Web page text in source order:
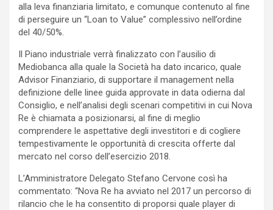
alla leva finanziaria limitato, e comunque contenuto al fine
di perseguire un “Loan to Value” complessivo nell’ordine
del 40/50%.
Il Piano industriale verrà finalizzato con l’ausilio di
Mediobanca alla quale la Società ha dato incarico, quale
Advisor Finanziario, di supportare il management nella
definizione delle linee guida approvate in data odierna dal
Consiglio, e nell’analisi degli scenari competitivi in cui Nova
Re è chiamata a posizionarsi, al fine di meglio
comprendere le aspettative degli investitori e di cogliere
tempestivamente le opportunità di crescita offerte dal
mercato nel corso dell’esercizio 2018.
L’Amministratore Delegato Stefano Cervone così ha
commentato: “Nova Re ha avviato nel 2017 un percorso di
rilancio che le ha consentito di proporsi quale player di